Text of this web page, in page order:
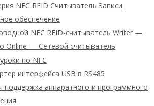
NFC RFID Считыватель Записи
обеспечение
NFC RFID-считыватель Writer —
Online — Сетевой считыватель
по NFC
интерфейса USB в RS485
аппаратного и программного